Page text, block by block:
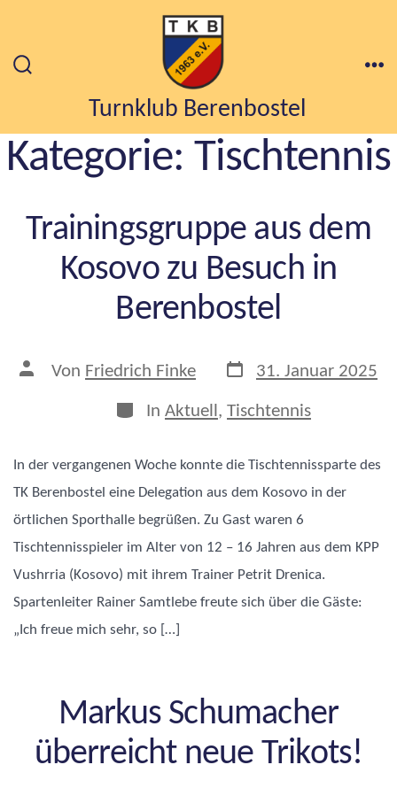
springen
ein-/ausblendenTurnklub Berenbostel
Kategorie: Tischtennis
Trainingsgruppe aus dem
Kosovo zu Besuch in
Berenbostel
Beitragsautor
Von Friedrich Finke
31. Januar 2025
Kategorien
In Aktuell , Tischtennis
In der vergangenen Woche konnte die Tischtennissparte des
TK Berenbostel eine Delegation aus dem Kosovo in der
örtlichen Sporthalle begrüßen. Zu Gast waren 6
Tischtennisspieler im Alter von 12 – 16 Jahren aus dem KPP
Vushrria (Kosovo) mit ihrem Trainer Petrit Drenica.
Spartenleiter Rainer Samtlebe freute sich über die Gäste:
„Ich freue mich sehr, so […]
Markus Schumacher
überreicht neue Trikots!